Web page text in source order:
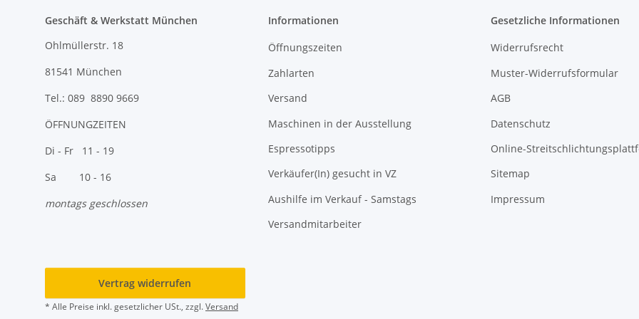
Geschäft & Werkstatt München
Ohlmüllerstr. 18
81541 München
Tel.: 089 8890 9669
ÖFFNUNGZEITEN
Di - Fr 11 - 19
Sa 10 - 16
montags geschlossen
Informationen
Öffnungszeiten
Zahlarten
Versand
Maschinen in der Ausstellung
Espressotipps
Verkäufer(In) gesucht in VZ
Aushilfe im Verkauf - Samstags
Versandmitarbeiter
Gesetzliche Informationen
Widerrufsrecht
Muster-Widerrufsformular
AGB
Datenschutz
Online-
Sitemap
Impressum
Vertrag widerrufen
* Alle Preise inkl. gesetzlicher USt., zzgl.Versand